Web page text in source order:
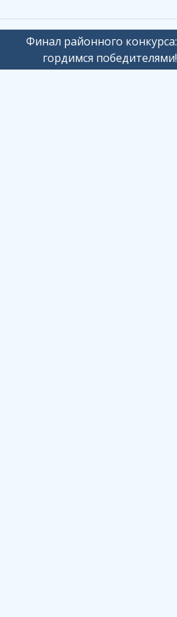
Финал районного конкурса:
гордимся победителями!